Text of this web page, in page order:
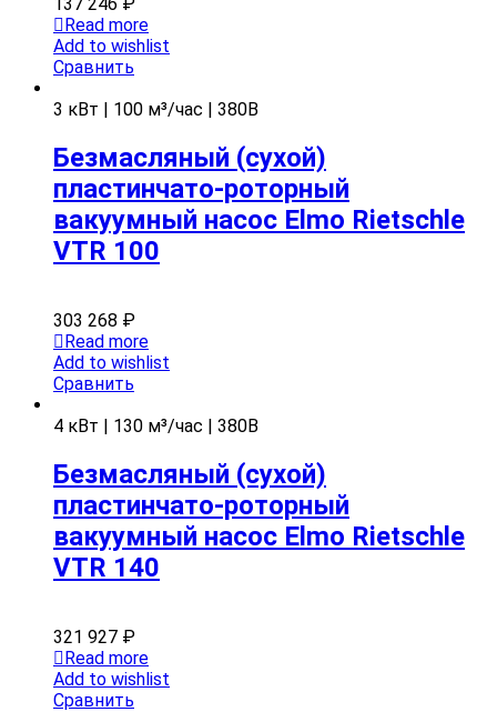
Read more
Add to wishlist
Сравнить
3 кВт | 100 м³/час | 380В
Безмасляный (сухой)
пластинчато-роторный
вакуумный насос Elmo Rietschle
VTR 100
303 268 ₽
Read more
Add to wishlist
Сравнить
4 кВт | 130 м³/час | 380В
Безмасляный (сухой)
пластинчато-роторный
вакуумный насос Elmo Rietschle
VTR 140
321 927 ₽
Read more
Add to wishlist
Сравнить